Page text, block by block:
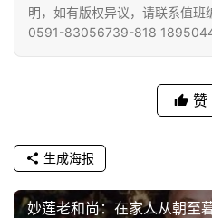
益
慈
人
登录
明，如有版权异议，请联系值班
0591-83056739-818
赞
生成海报
妙莲老和尚：在家人从朝至